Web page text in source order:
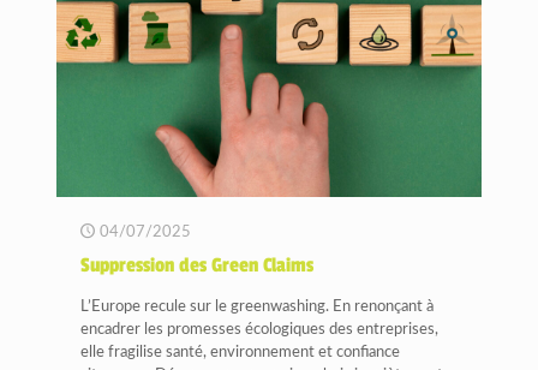
04/07/2025
Suppression des Green Claims
L’Europe recule sur le greenwashing. En renonçant à
encadrer les promesses écologiques des entreprises,
elle fragilise santé, environnement et confiance